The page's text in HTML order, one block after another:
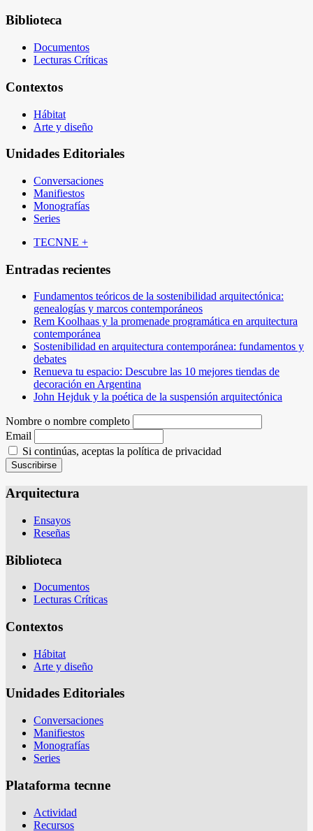
Biblioteca
Documentos
Lecturas Críticas
Contextos
Hábitat
Arte y diseño
Unidades Editoriales
Conversaciones
Manifiestos
Monografías
Series
TECNNE +
Entradas recientes
Fundamentos teóricos de la sostenibilidad arquitectónica:
genealogías y marcos contemporáneos
Rem Koolhaas y la promenade programática en arquitectura
contemporánea
Sostenibilidad en arquitectura contemporánea: fundamentos y
debates
Renueva tu espacio: Descubre las 10 mejores tiendas de
decoración en Argentina
John Hejduk y la poética de la suspensión arquitectónica
Nombre o nombre completo
Email
Si continúas, aceptas la política de privacidad
Arquitectura
Ensayos
Reseñas
Biblioteca
Documentos
Lecturas Críticas
Contextos
Hábitat
Arte y diseño
Unidades Editoriales
Conversaciones
Manifiestos
Monografías
Series
Plataforma tecnne
Actividad
Recursos